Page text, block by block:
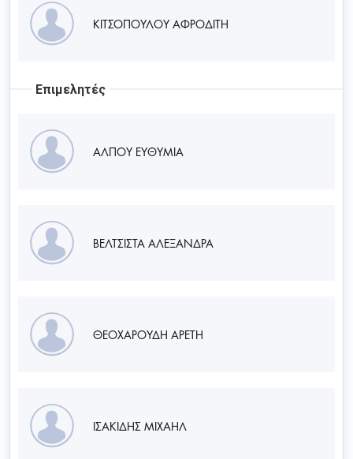
ΚΙΤΣΟΠΟΥΛΟΥ ΑΦΡΟΔΙΤΗ
Επιμελητές
ΑΛΠΟΥ ΕΥΘΥΜΙΑ
ΒΕΛΤΣΙΣΤΑ ΑΛΕΞΑΝΔΡΑ
ΘΕΟΧΑΡΟΥΔΗ ΑΡΕΤΗ
ΙΣΑΚΙΔΗΣ ΜΙΧΑΗΛ